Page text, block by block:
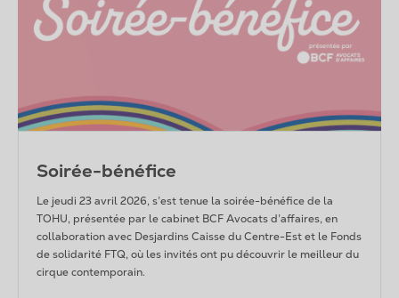
Soirée-bénéfice
Le jeudi 23 avril 2026, s’est tenue la soirée-bénéfice de la
TOHU, présentée par le cabinet BCF Avocats d’affaires, en
collaboration avec Desjardins Caisse du Centre-Est et le Fonds
de solidarité FTQ, où les invités ont pu découvrir le meilleur du
cirque contemporain.